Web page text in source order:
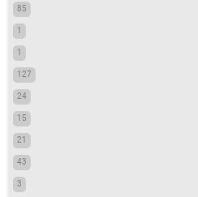
85
1
1
127
24
15
21
43
3